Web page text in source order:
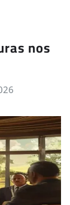
nos